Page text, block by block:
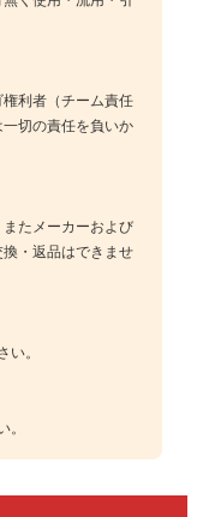
利者（チーム責任
切の責任を負いか
たメーカーおよび
・返品はできませ
い。
。